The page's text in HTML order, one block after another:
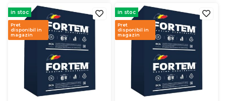
in stoc
Pret
disponibil in
magazin
in stoc
Pret
disponibil in
magazin